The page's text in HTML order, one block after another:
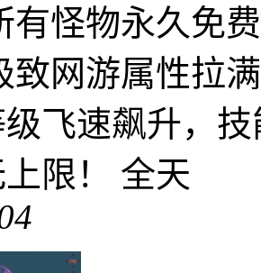
有怪物永久免
致网游属性拉
飞速飙升，
限！ 全天